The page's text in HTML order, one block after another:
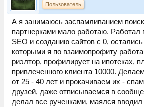
Пользователь
А я занимаюсь заспамливанием
партнерками мало работаю. Работал
SEO и созданию сайтов с 0,
которыми я по взаимопрофиту
риэлтор, профилирует на ипотеках,
привлеченного клиента 10000.
от 25 - 40 лет и прокачиваем их -
друзей, даже отписываемся в
делал все рученками, маялся вводил